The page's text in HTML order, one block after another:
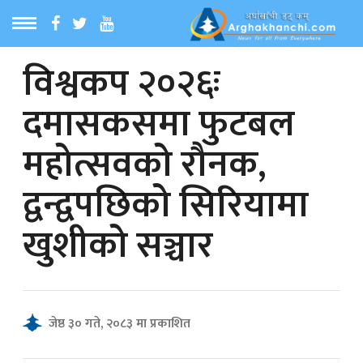
MENU
समाचार
समाचार
समाचार
विश्वकप २०२६ः
दमासकसमा फुटबल
महोत्सवको रौनक,
द्वन्द्वपछिको सिरियामा
खुशीको सञ्चार
जेष्ठ ३० गते, २०८३ मा प्रकाशित